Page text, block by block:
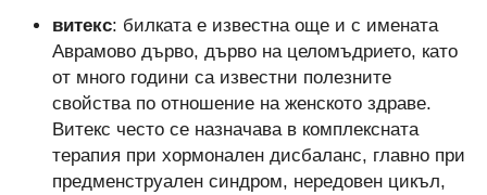
витекс: билката е известна още и с имената
Аврамово дърво, дърво на целомъдрието, като
от много години са известни полезните
свойства по отношение на женското здраве.
Витекс често се назначава в комплексната
терапия при хормонален дисбаланс, главно при
предменструален синдром, нередовен цикъл,